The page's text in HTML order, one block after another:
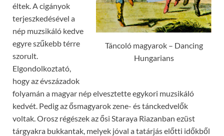
Táncoló magyarok – Dancing
Hungarians
éltek. A cigányok
terjeszkedésével a
nép muzsikáló kedve
egyre szűkebb térre
szorult.
Elgondolkoztató,
hogy az évszázadok
folyamán a magyar nép elvesztette egykori muzsikáló
kedvét. Pedig az ősmagyarok zene- és tánckedvelők
voltak. Orosz régészek az ősi Staraya Riazanban ezüst
tárgyakra bukkantak, melyek jóval a tatárjás előtti időkből